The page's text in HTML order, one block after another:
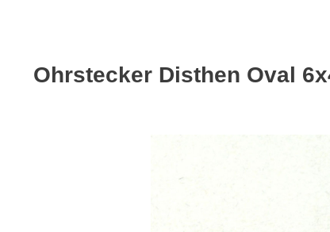
Ohrstecker Disthen Oval